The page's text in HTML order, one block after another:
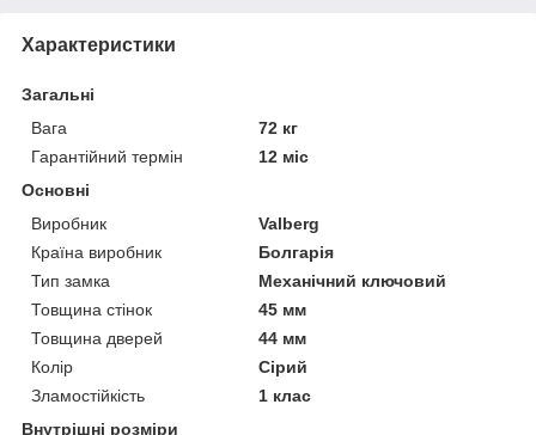
Характеристики
Загальні
Вага
72 кг
Гарантійний термін
12 міс
Основні
Виробник
Valberg
Країна виробник
Болгарія
Тип замка
Механічний ключовий
Товщина стінок
45 мм
Товщина дверей
44 мм
Колір
Сірий
Зламостійкість
1 клас
Внутрішні розміри